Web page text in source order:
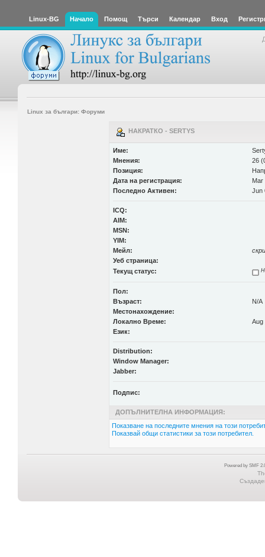
Linux-BG Начало Помощ Търси Календар Вход
Linux за българи: Форуми
НАКРАТКО - SERTYS
Име:
Мнения:
26
Позиция:
Дата на регистрация:
Mar
Последно Активен:
Jun
ICQ:
AIM:
MSN:
YIM:
Мейл:
Уеб страница:
Текущ статус:
Пол:
Възраст:
N/A
Местонахождение:
Локално Време:
Aug
Език:
Distribution:
Window Manager:
Jabber:
Подпис:
ДОПЪЛНИТЕЛНА ИНФОРМАЦИЯ:
Показване на последните мнения на този
Показвай общи статистики за този потребител.
Powered by SMF